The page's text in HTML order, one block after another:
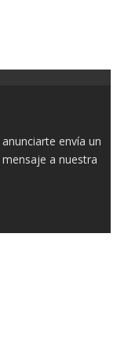
envía un
a nuestra